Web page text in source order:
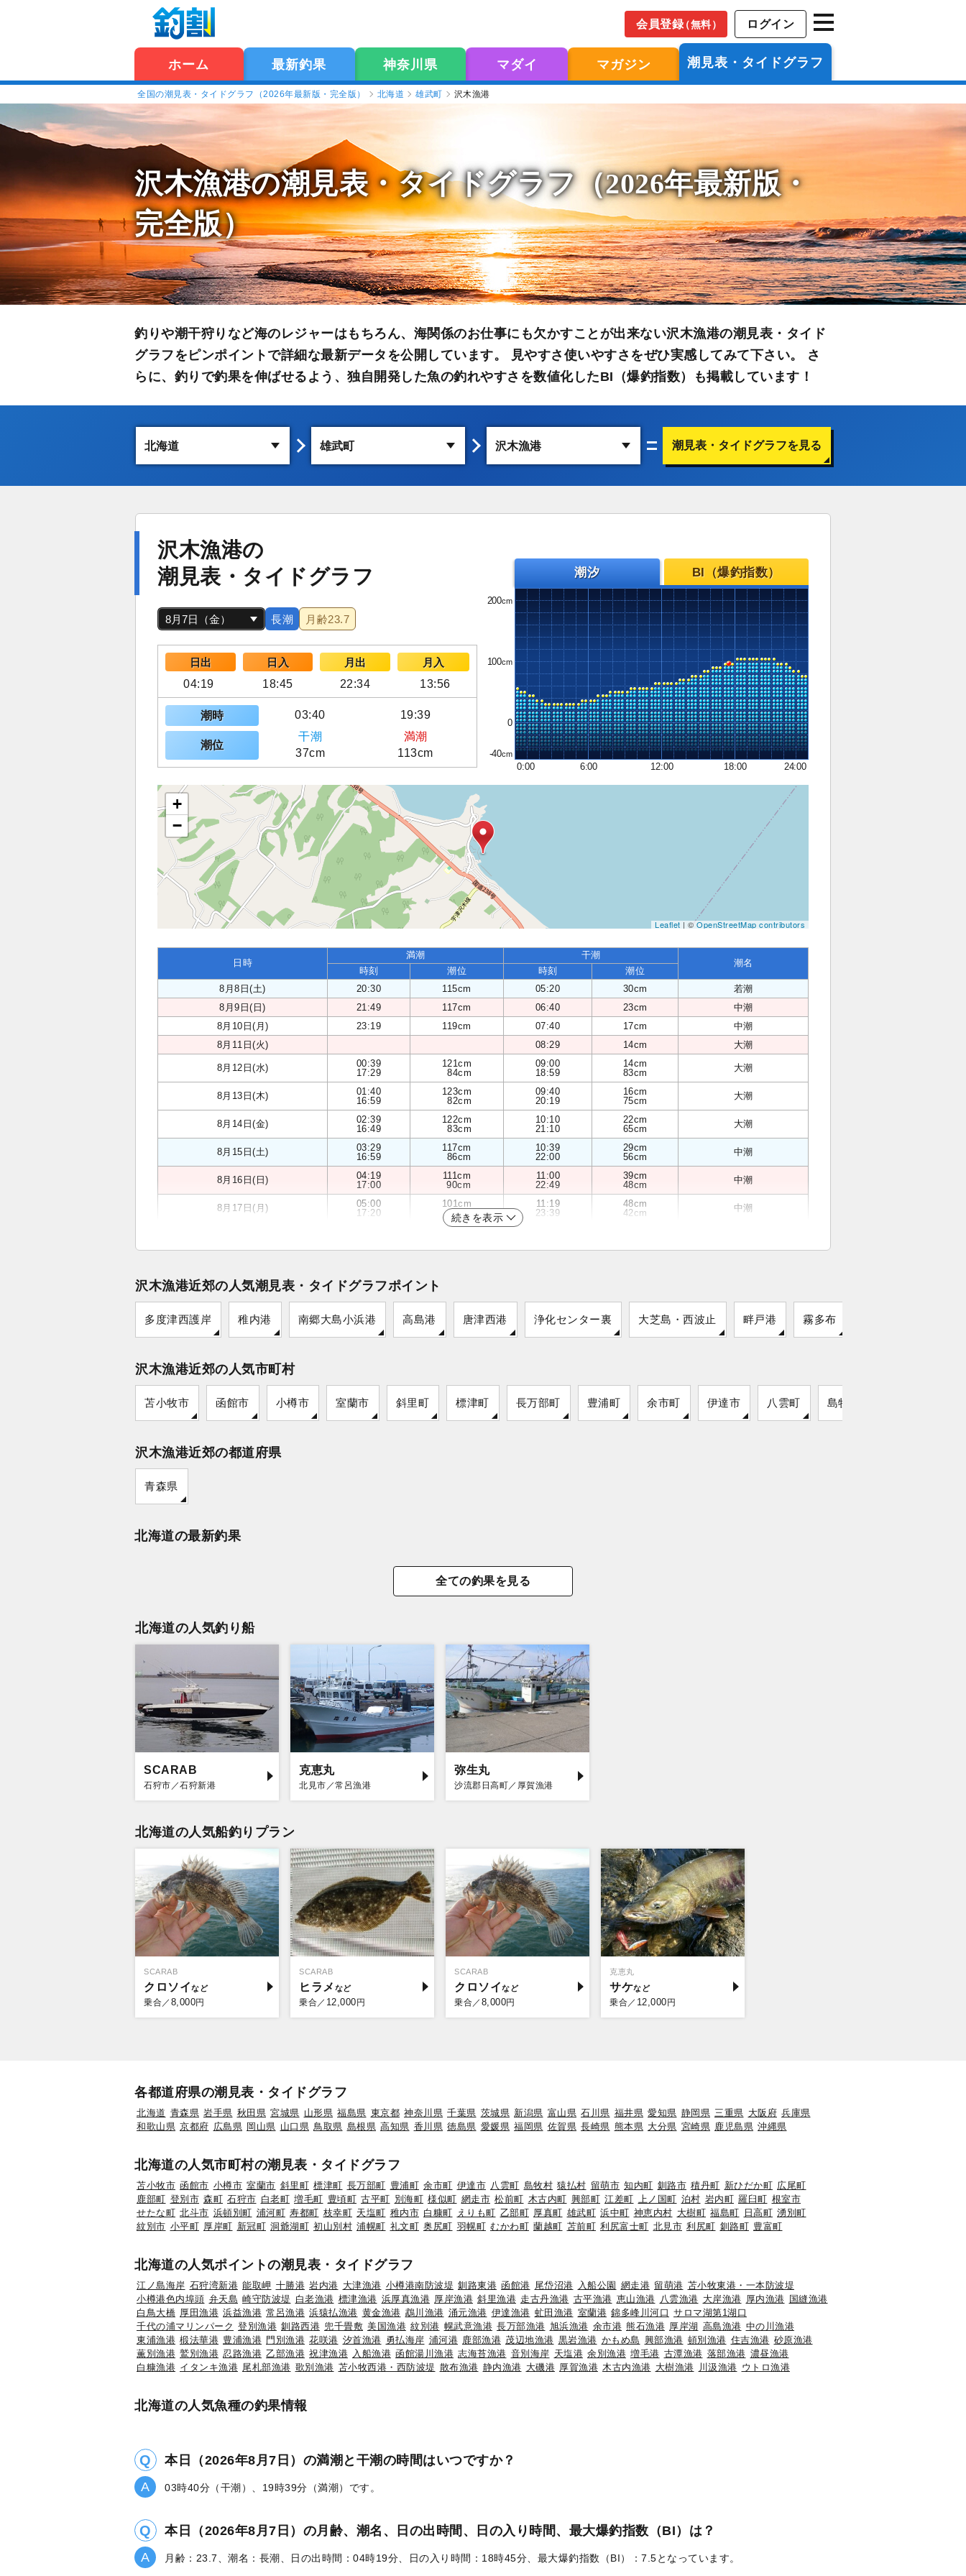
会員登録（無料） ログイン
ホーム 最新釣果 神奈川県 マダイ マガジン 潮見表・タイドグラフ
全国の潮見表・タイドグラフ（2026年最新版・完全版） 北海道 雄武町 沢木漁港
沢木漁港の潮見表・タイドグラフ（2026年最新版・
完全版）
釣りや潮干狩りなど海のレジャーはもちろん、海関係のお仕事にも欠かすことが出来ない沢木漁港の潮見表・タイド
グラフをピンポイントで詳細な最新データを公開しています。 見やすさ使いやすさをぜひ実感してみて下さい。 さ
らに、釣りで釣果を伸ばせるよう、独自開発した魚の釣れやすさを数値化したBI（爆釣指数）も掲載しています！
潮見表・タイドグラフを見る
沢木漁港の
潮見表・タイドグラフ
長潮 月齢23.7
日出 日入 月出
月入
04:19
18:45 22:34 13:56
潮時 03:40 19:39
潮位
干潮
満潮
37cm
113cm
潮汐 BI（爆釣指数）
200
100
0
-40
0:00
6:00 12:00 18:00 24:00
+
−
Leaflet| ©OpenStreetMap contributors
日時
満潮 干潮
潮名
時刻 潮位 時刻
潮位
8月8日(土)
20:30 115cm 05:20 30cm
若潮
8月9日(日)
21:49 117cm 06:40 23cm
中潮
8月10日(月)
23:19 119cm 07:40 17cm
中潮
8月11日(火)
08:29 14cm 大潮
8月12日(水)
00:39
17:29
121cm
84cm
09:00
18:59
14cm
83cm
大潮
8月13日(木)
01:40
16:59
123cm
82cm
09:40
20:19
16cm
75cm
大潮
8月14日(金)
02:39
16:49
122cm
83cm
10:10
21:10
22cm
65cm
大潮
8月15日(土)
03:29
16:59
117cm
86cm
10:39
22:00
29cm
56cm
中潮
8月16日(日)
04:19
17:00
111cm
90cm
11:00
22:49
39cm
48cm
中潮
8月17日(月)
05:00
17:20
101cm
96cm
11:19
23:39
48cm
42cm
中潮
続きを表示
沢木漁港近郊の人気潮見表・タイドグラフポイント
多度津西護岸 稚内港 南郷大島小浜港 高島港 唐津西港 浄化センター裏 大芝島・西波止 畔戸港 霧多布
沢木漁港近郊の人気市町村
苫小牧市 函館市 小樽市 室蘭市 斜里町 標津町 長万部町 豊浦町 余市町 伊達市 八雲町 島牧村
沢木漁港近郊の都道府県
青森県
北海道の最新釣果
全ての釣果を見る
北海道の人気釣り船
SCARAB
石狩市／石狩新港
克恵丸
北見市／常呂漁港
弥生丸
沙流郡日高町／厚賀漁港
北海道の人気船釣りプラン
SCARAB
クロソイ
乗合／ 8,000円
SCARAB
ヒラメ
乗合／ 12,000円
SCARAB
クロソイ
乗合／ 8,000円
克恵丸
サケ
乗合／ 12,000円
各都道府県の潮見表・タイドグラフ
北海道 青森県 岩手県 秋田県 宮城県 山形県 福島県 東京都 神奈川県 千葉県 茨城県 新潟県 富山県 石川県 福井県 愛知県 静岡県 三重県 大阪府 兵庫県
和歌山県 京都府 広島県 岡山県 山口県 鳥取県 島根県 高知県 香川県 徳島県 愛媛県 福岡県 佐賀県 長崎県 熊本県 大分県 宮崎県 鹿児島県 沖縄県
北海道の人気市町村の潮見表・タイドグラフ
苫小牧市 函館市 小樽市 室蘭市 斜里町 標津町 長万部町 豊浦町 余市町 伊達市 八雲町 島牧村 猿払村 留萌市 知内町 釧路市 積丹町 新ひだか町 広尾町
鹿部町 登別市 森町 石狩市 白老町 増毛町 豊頃町 古平町 別海町 様似町 網走市 松前町 木古内町 興部町 江差町 上ノ国町 泊村 岩内町 羅臼町 根室市
せたな町 北斗市 浜頓別町 浦河町 寿都町 枝幸町 天塩町 稚内市 白糠町 えりも町 乙部町 厚真町 雄武町 浜中町 神恵内村 大樹町 福島町 日高町 湧別町
紋別市 小平町 厚岸町 新冠町 洞爺湖町 初山別村 浦幌町 礼文町 奥尻町 羽幌町 むかわ町 蘭越町 苫前町 利尻富士町 北見市 利尻町 釧路町 豊富町
北海道の人気ポイントの潮見表・タイドグラフ
江ノ島海岸 石狩湾新港 能取岬 十勝港 岩内港 大津漁港 小樽港南防波堤 釧路東港 函館港 尾岱沼港 入船公園 網走港 留萌港 苫小牧東港・一本防波堤
小樽港色内埠頭 弁天島 崎守防波堤 白老漁港 標津漁港 浜厚真漁港 厚岸漁港 斜里漁港 走古丹漁港 古平漁港 恵山漁港 八雲漁港 大岸漁港 厚内漁港 国縫漁港
白鳥大橋 厚田漁港 浜益漁港 常呂漁港 浜猿払漁港 黄金漁港 鵡川漁港 涌元漁港 伊達漁港 虻田漁港 室蘭港 錦多峰川河口 サロマ湖第1湖口
千代の浦マリンパーク 登別漁港 釧路西港 兜千畳敷 美国漁港 紋別港 幌武意漁港 長万部漁港 旭浜漁港 余市港 熊石漁港 厚岸湖 高島漁港 中の川漁港
東浦漁港 椴法華港 豊浦漁港 門別漁港 花咲港 汐首漁港 勇払海岸 浦河港 鹿部漁港 茂辺地漁港 黒岩漁港 かもめ島 興部漁港 頓別漁港 住吉漁港 砂原漁港
薫別漁港 鷲別漁港 忍路漁港 乙部漁港 祝津漁港 入船漁港 函館湯川漁港 志海苔漁港 音別海岸 天塩港 余別漁港 増毛港 古潭漁港 落部漁港 濃昼漁港
白糠漁港 イタンキ漁港 尾札部漁港 歌別漁港 苫小牧西港・西防波堤 散布漁港 静内漁港 大磯港 厚賀漁港 木古内漁港 大樹漁港 川汲漁港 ウトロ漁港
北海道の人気魚種の釣果情報
本日（2026年8月7日）の満潮と干潮の時間はいつですか？
03時40分（干潮）、19時39分（満潮）です。
本日（2026年8月7日）の月齢、潮名、日の出時間、日の入り時間、最大爆釣指数（BI）は？
月齢：23.7、潮名：長潮、日の出時間：04時19分、日の入り時間：18時45分、最大爆釣指数（BI）：7.5となっています。